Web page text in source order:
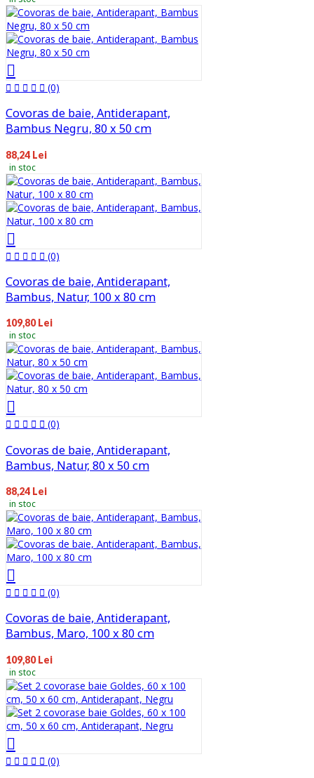
(0)
Covoras de baie, Antiderapant,
Bambus Negru, 80 x 50 cm
88,24 Lei
in stoc
(0)
Covoras de baie, Antiderapant,
Bambus, Natur, 100 x 80 cm
109,80 Lei
in stoc
(0)
Covoras de baie, Antiderapant,
Bambus, Natur, 80 x 50 cm
88,24 Lei
in stoc
(0)
Covoras de baie, Antiderapant,
Bambus, Maro, 100 x 80 cm
109,80 Lei
in stoc
(0)